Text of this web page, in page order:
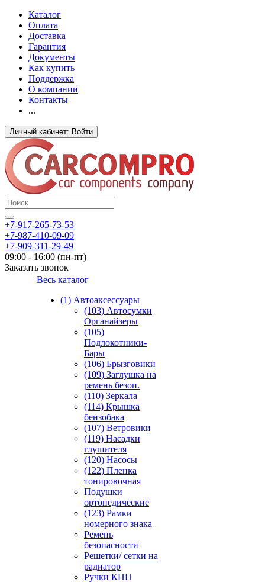
Каталог
Оплата
Доставка
Гарантия
Документы
Как купить
Поддержка
О компании
Контакты
...
Личный кабинет: Войти
+7-917-265-73-53
+7-987-410-09-09
+7-909-311-29-49
09:00 - 16:00 (пн-пт)
Заказать звонок
Весь каталог
(1) Автоаксессуары
(103) Автосумки
Органайзеры
(105)
Подлокотники-
Бары
(106) Брызговики
(109) Заглушка на
ремень безоп.
(110) Зеркала
(114) Крышка
бензобака
(107) Ветровики
(119) Насадки
глушителя
(120) Насосы
(122) Пленка
тонировочная
Подушки
ортопедические
(123) Рамки
номерного знака
Ремень
безопасности
Решетки/ сетки на
радиатор
Ручки КПП